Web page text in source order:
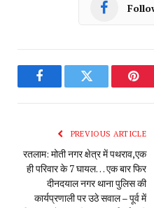
FacebookTwitter
PREVIOUS ARTICLE
रतलाम: मोती नगर क्षेत्र में पथराव,एक
ही परिवार के 7 घायल… एक बार फिर
दीनदयाल नगर थाना पुलिस की
कार्यप्रणाली पर उठे सवाल – पूर्व में